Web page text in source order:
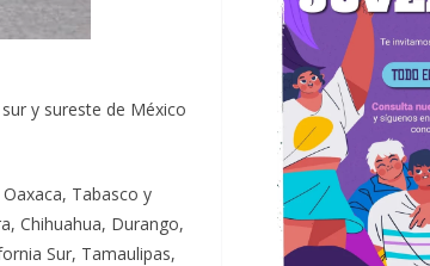
y sureste de México
Tabasco y
Chihuahua, Durango,
Sur, Tamaulipas,